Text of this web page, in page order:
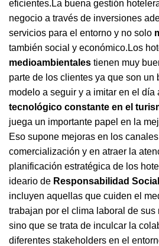
eficientes.La buena gestión
negocio a través de inversiones
servicios para el entorno y no solo
también social y económico.Los
medioambientales tienen muy
parte de los clientes ya que son un
modelo a seguir y a imitar en el día
tecnológico constante en el
juega un importante papel en la
Eso supone mejoras en los
comercialización y en atraer la
planificación estratégica de los
ideario de Responsabilidad
incluyen aquellas que cuiden el
trabajan por el clima laboral de sus
sino que se trata de inculcar la
diferentes stakeholders en el